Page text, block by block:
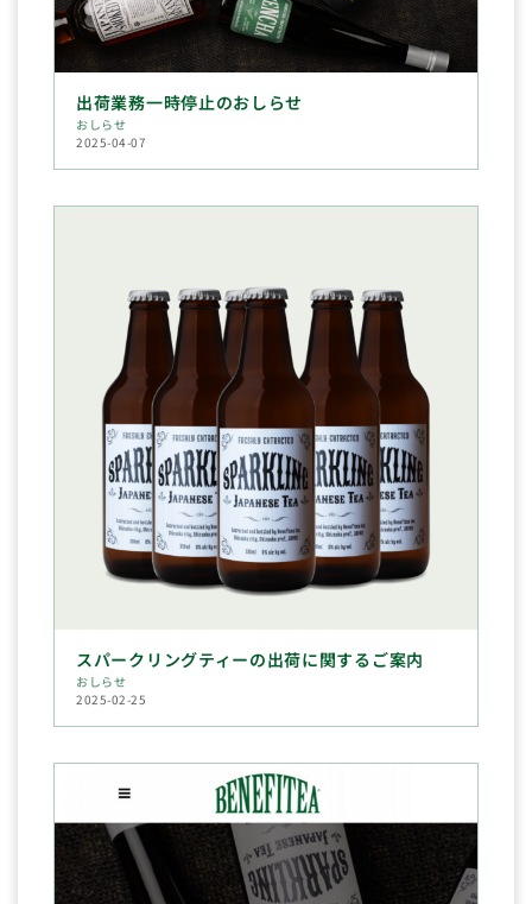
出荷業務一時停止のおしらせ
おしらせ
2025-04-07
スパークリングティーの出荷に関するご案内
おしらせ
2025-02-25